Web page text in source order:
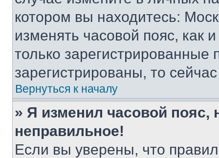
котором вы находитесь:
изменять часовой пояс, как
только
зарегистрированы, то
Вернуться к началу
» Я изменил часовой пояс,
неправильное!
Если вы уверены, что